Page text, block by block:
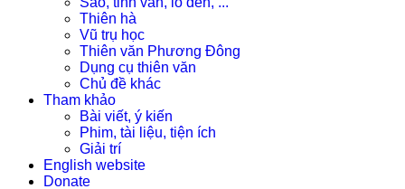
Thiên hà
Vũ trụ học
Thiên văn Phương Đông
Dụng cụ thiên văn
Chủ đề khác
Tham khảo
Bài viết, ý kiến
Phim, tài liệu, tiện ích
Giải trí
English website
Donate